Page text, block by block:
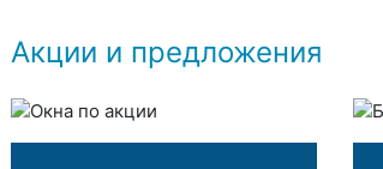
Акции и предложения